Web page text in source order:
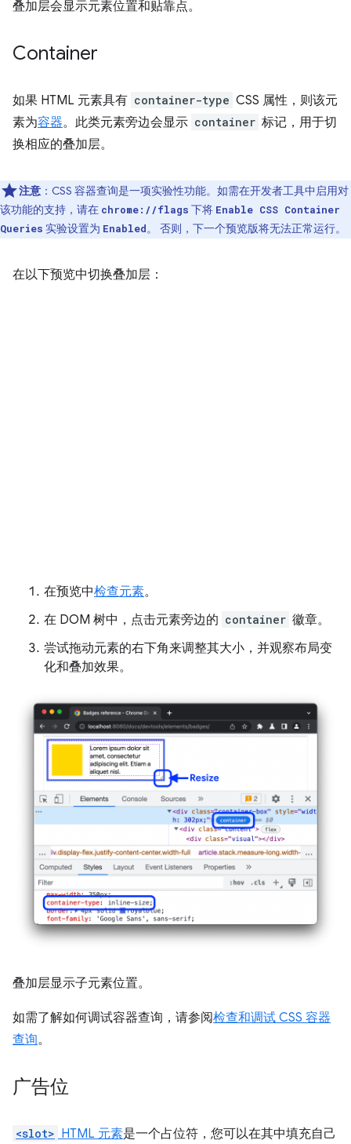
叠加层会显示元素位置和贴靠点。
Container
如果 HTML 元素具有 container-type CSS 属性，则该元
素为容器。此类元素旁边会显示 container 标记，用于切
换相应的叠加层。
注意 ：CSS 容器查询是一项实验性功能。如需在开发者工具中启用对
该功能的支持，请在 chrome://flags 下将 Enable CSS Container
Queries 实验设置为 Enabled。 否则，下一个预览版将无法正常运行。
在以下预览中切换叠加层：
在预览中检查元素。
在 DOM 树中，点击元素旁边的 container 徽章。
尝试拖动元素的右下角来调整其大小，并观察布局变
化和叠加效果。
叠加层显示子元素位置。
如需了解如何调试容器查询，请参阅检查和调试 CSS 容器
查询。
广告位
<slot> HTML 元素是一个占位符，您可以在其中填充自己